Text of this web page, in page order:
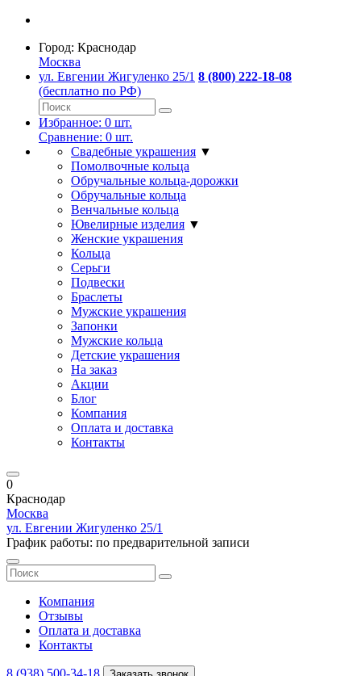
Город: Краснодар
Москва
ул. Евгении Жигуленко 25/1 8 (800) 222-18-08
(бесплатно по РФ)
Избранное: 0 шт.
Сравнение: 0 шт.
Свадебные украшения ▼
Помолвочные кольца
Обручальные кольца-дорожки
Обручальные кольца
Венчальные кольца
Ювелирные изделия ▼
Женские украшения
Кольца
Серьги
Подвески
Браслеты
Мужские украшения
Запонки
Мужские кольца
Детские украшения
На заказ
Акции
Блог
Компания
Оплата и доставка
Контакты
0
Краснодар
Москва
ул. Евгении Жигуленко 25/1
График работы: по предварительной записи
Компания
Отзывы
Оплата и доставка
Контакты
8 (938) 500-34-18